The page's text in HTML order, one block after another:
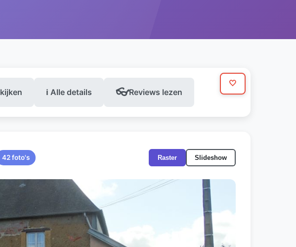
ℹ️ Alle details
🤍
👓Reviews lezen
42 foto's Raster Slideshow